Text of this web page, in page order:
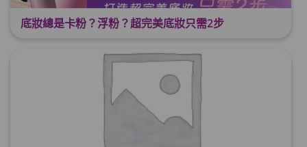
底妝總是卡粉？浮粉？超完美底妝只需2步